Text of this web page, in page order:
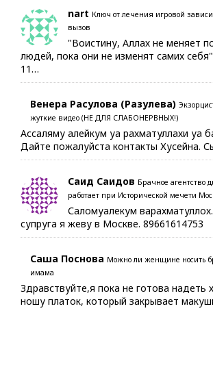
nart Ключ от лечения игровой
вызов
"Воистину, Аллах не меняет
людей, пока они не изменят самих
11…
Венера Расулова (Разулева)
жуткие видео (НЕ ДЛЯ СЛАБОНЕРВНЫХ!)
Ассаляму алейкум уа рахматуллахи уа
Дайте пожалуйста контакты Хусейна.
Саид Саидов Брачное агентство
работает при Исторической мечети
Саломуалекум
супруга я жеву в Москве. 89661614753
Саша Поснова Можно ли женщине носить
имама
Здравствуйте,я пока не готова надеть
ношу платок, который закрывает